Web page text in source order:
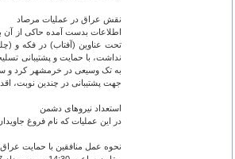
نقش عراق در عملیات مرصاد
اطلاعات بدست آمده حاکی از آن
تحت عناوین (آفتاب) در فکه و
نداشت، با حمایت و پشتیبانی
به تک وسیعی در خرمشهر کرد و
جهت پشتیبانی در چندین نوبت،
استعداد نیروهای دشمن
در این عملیات که نام فروغ جاویدان گرفته بود، منافقین با 25تیپ(هر تیپ شامل 200نفر) شرکت داشتند و به
نحوه عمل منافقین با حمایت عراق